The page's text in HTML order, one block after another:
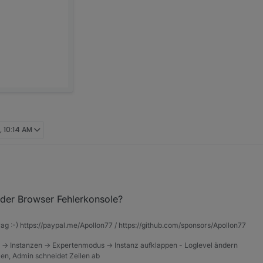
AM
noch gestoppten Script.
Browser Fehlerkonsole?
:-) https://paypal.me/Apollon77 / https://github.com/sponsors/Apollon77
Instanzen -> Expertenmodus -> Instanz aufklappen - Loglevel ändern
Admin schneidet Zeilen ab